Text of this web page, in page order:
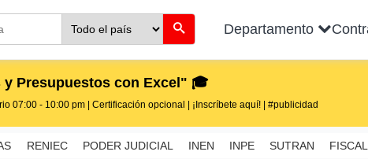
Departamento
y Presupuestos con Excel" 🎓
07:00 - 10:00 pm | Certificación opcional | ¡Inscríbete aquí! | #publicidad
RENIEC PODER JUDICIAL INEN INPE SUTRAN